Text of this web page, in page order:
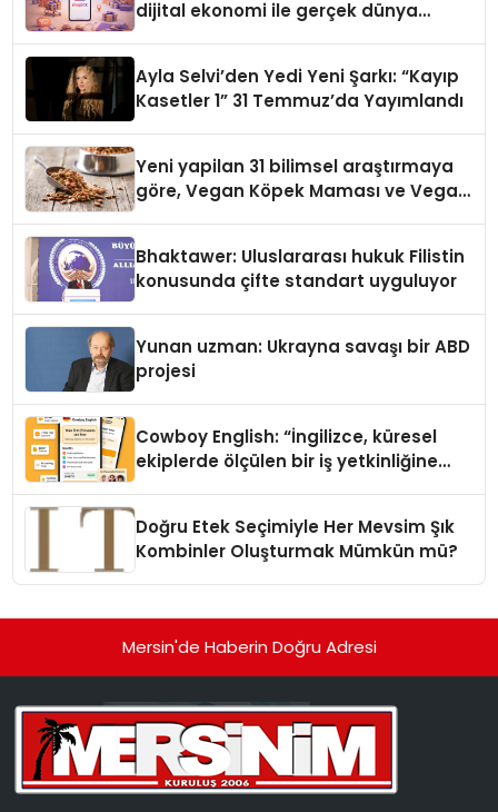
dijital ekonomi ile gerçek dünya
Ayla Selvi’den Yedi Yeni Şarkı: “Kayıp
Kasetler 1” 31 Temmuz’da Yayımlandı
Yeni yapilan 31 bilimsel araştırmaya
göre, Vegan Köpek Maması ve Vegan
Bhaktawer: Uluslararası hukuk Filistin
konusunda çifte standart uyguluyor
Yunan uzman: Ukrayna savaşı bir ABD
projesi
Cowboy English: “İngilizce, küresel
ekiplerde ölçülen bir iş yetkinliğine
Doğru Etek Seçimiyle Her Mevsim Şık
Kombinler Oluşturmak Mümkün mü?
Mersin'de Haberin Doğru Adresi